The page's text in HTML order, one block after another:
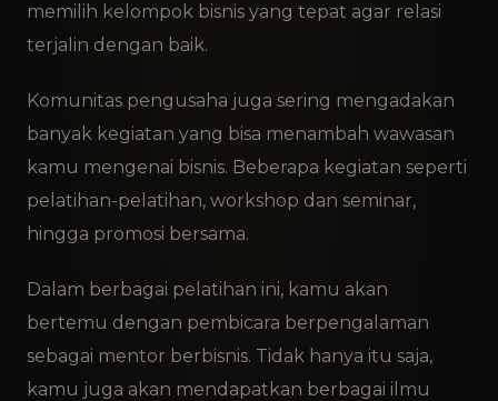
memilih kelompok bisnis yang tepat agar relasi
terjalin dengan baik.
Komunitas pengusaha juga sering mengadakan
banyak kegiatan yang bisa menambah wawasan
kamu mengenai bisnis. Beberapa kegiatan seperti
pelatihan-pelatihan, workshop dan seminar,
hingga promosi bersama.
Dalam berbagai pelatihan ini, kamu akan
bertemu dengan pembicara berpengalaman
sebagai mentor berbisnis. Tidak hanya itu saja,
kamu juga akan mendapatkan berbagai ilmu